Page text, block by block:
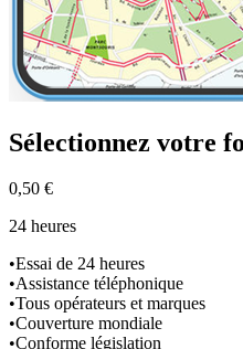
Sélectionnez votre
0,50 €
24 heures
•Essai de 24 heures
•Assistance téléphonique
•Tous opérateurs et marques
•Couverture mondiale
•Conforme législation